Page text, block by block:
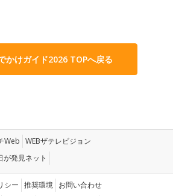
かけガイド2026 TOPへ戻る
Web WEBザテレビジョン
が発見ネット
シー 推奨環境 お問い合わせ